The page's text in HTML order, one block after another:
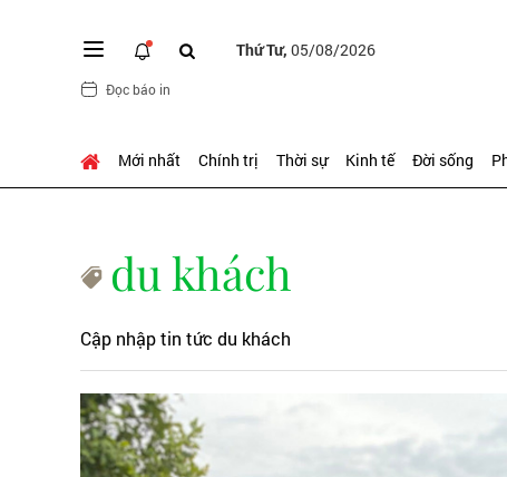
Thứ Tư, 05/08/2026
Đọc báo in
Mới nhất Chính trị Thời sự Kinh tế Đời sống
du khách
Cập nhập tin tức du khách